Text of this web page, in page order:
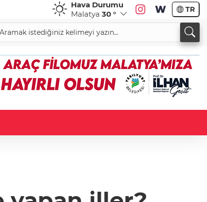
Hava Durumu
Malatya 30 ° TR